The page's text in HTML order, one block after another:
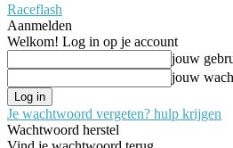
Raceflash
Aanmelden
Welkom! Log in op je account
jouw
jouw
Je wachtwoord vergeten? hulp krijgen
Wachtwoord herstel